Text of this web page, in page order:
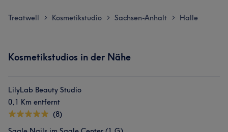
Treatwell > Kosmetikstudio > Sachsen-Anhalt > Halle
Kosmetikstudios in der Nähe
LilyLab Beauty Studio
0,1 Km entfernt
(8)